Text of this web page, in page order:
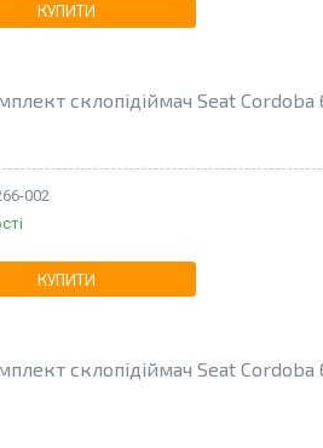
КУПИТИ
склопідіймач Seat Cordoba
002
КУПИТИ
склопідіймач Seat Cordoba